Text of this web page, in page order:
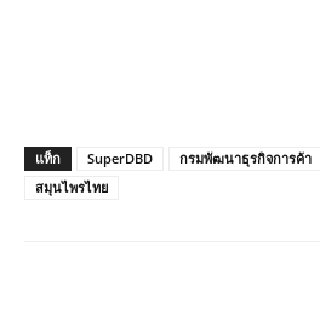
แท็ก SuperDBD กรมพัฒนาธุรกิจการค้า
สมุนไพรไทย